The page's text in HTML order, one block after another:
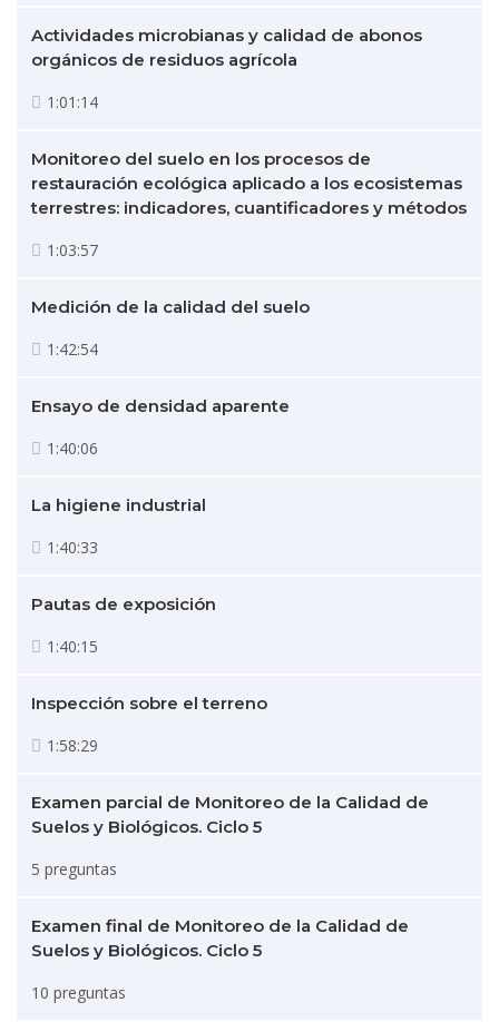
Actividades microbianas y calidad de abonos
orgánicos de residuos agrícola
1:01:14
Monitoreo del suelo en los procesos de
restauración ecológica aplicado a los ecosistemas
terrestres: indicadores, cuantificadores y métodos
1:03:57
Medición de la calidad del suelo
1:42:54
Ensayo de densidad aparente
1:40:06
La higiene industrial
1:40:33
Pautas de exposición
1:40:15
Inspección sobre el terreno
1:58:29
Examen parcial de Monitoreo de la Calidad de
Suelos y Biológicos. Ciclo 5
5 preguntas
Examen final de Monitoreo de la Calidad de
Suelos y Biológicos. Ciclo 5
10 preguntas